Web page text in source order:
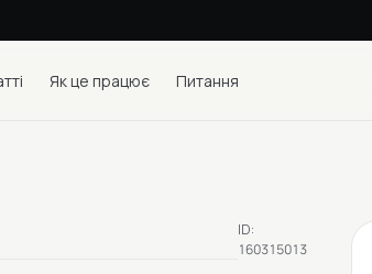
Як це працює Питання
ID:
160315013